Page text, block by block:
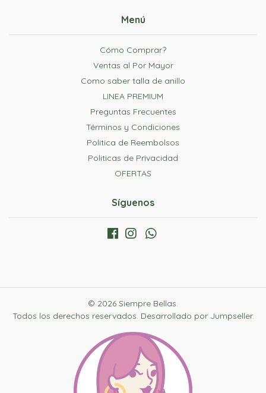
Menú
Cómo Comprar?
Ventas al Por Mayor
Como saber talla de anillo
LINEA PREMIUM
Preguntas Frecuentes
Términos y Condiciones
Politica de Reembolsos
Politicas de Privacidad
OFERTAS
Síguenos
© 2026 Siempre Bellas.
Todos los derechos reservados. Desarrollado por Jumpseller.